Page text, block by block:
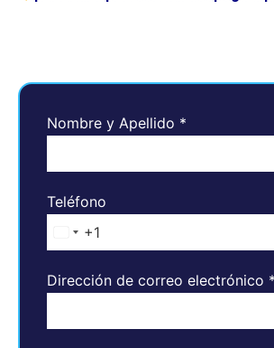
Nombre y Apellido *
Teléfono
United States +1
+1
Dirección de correo electrónico *